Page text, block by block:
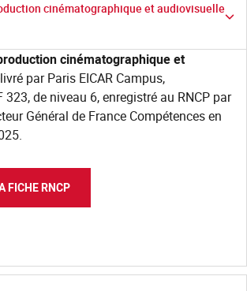
cinématographique et audiovisuelle
cinématographique et
par Paris EICAR Campus,
323, de niveau 6, enregistré au RNCP par
Général de France Compétences en
FICHE RNCP